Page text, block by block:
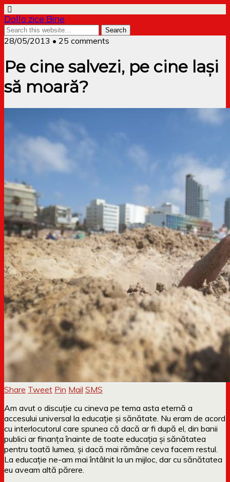
Dollo zice Bine
28/05/2013 • 25 comments
Pe cine salvezi, pe cine lași
să moară?
Share Tweet Pin Mail SMS
Am avut o discuție cu cineva pe tema asta eternă a
accesului universal la educație și sănătate. Nu eram de acord
cu interlocutorul care spunea că dacă ar fi după el, din banii
publici ar finanța înainte de toate educația și sănătatea
pentru toată lumea, și dacă mai rămâne ceva facem restul.
La educație ne-am mai întâlnit la un mijloc, dar cu sănătatea
eu aveam altă părere.